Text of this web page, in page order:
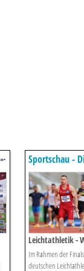
Sportschau -
Leichtathletik -
Diversen
Im Re-live
Im Rahmen der
deutschen